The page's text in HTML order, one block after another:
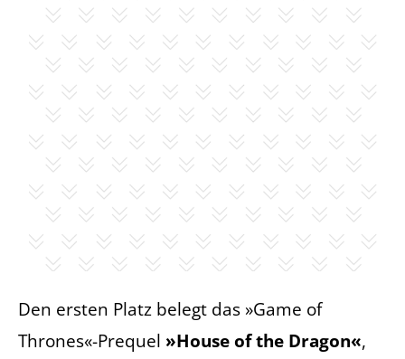
Den ersten Platz belegt das »Game of
Thrones«-Prequel »House of the Dragon«,